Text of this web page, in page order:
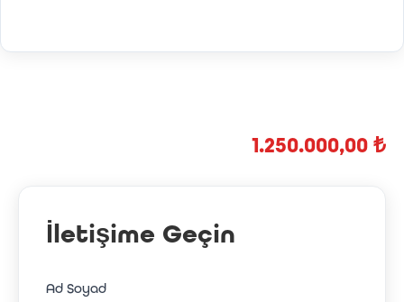
1.250.000,00 ₺
İletişime Geçin
Ad Soyad